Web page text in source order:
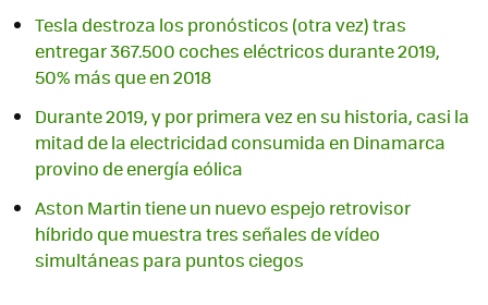
Tesla destroza los pronósticos (otra vez) tras
entregar 367.500 coches eléctricos durante 2019,
50% más que en 2018
Durante 2019, y por primera vez en su historia, casi la
mitad de la electricidad consumida en Dinamarca
provino de energía eólica
Aston Martin tiene un nuevo espejo retrovisor
híbrido que muestra tres señales de vídeo
simultáneas para puntos ciegos